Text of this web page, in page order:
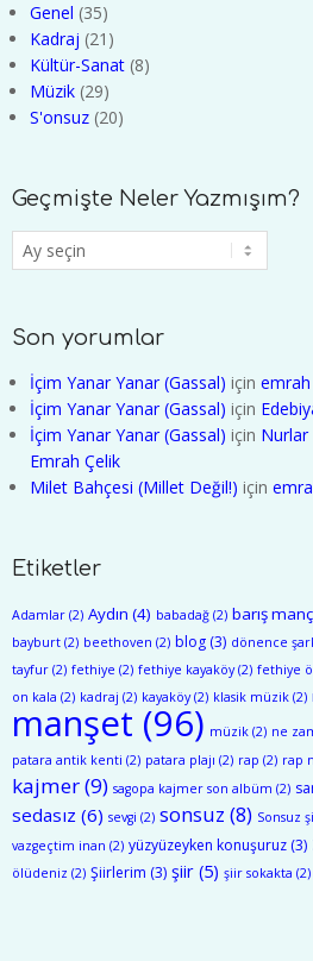
Genel (35)
Kadraj (21)
Kültür-Sanat (8)
Müzik (29)
S'onsuz (20)
Geçmişte Neler Yazmışım?
Geçmişte
Neler
Son yorumlar
İçim Yanar Yanar (Gassal) için
İçim Yanar Yanar (Gassal) için
İçim Yanar Yanar (Gassal) için Nurlar
Emrah Çelik
Milet Bahçesi (Millet Değil!) için
Etiketler
Adamlar (2) Aydın (4) babadağ (2) barış
bayburt (2) beethoven (2) blog (3) dönence
tayfur (2) fethiye (2) fethiye kayaköy(2) fethiye
on kala (2) kadraj (2) kayaköy(2) klasik müzik (2)
manşet (96) müzik (2) ne
patara antik kenti (2) patara plajı (2) rap (2) rap
kajmer(9) sagopa kajmer son albüm (2)
sedasız (6) sevgi (2) sonsuz (8) Sonsuz
vazgeçtim inan (2) yüzyüzeyken konuşuruz (3)
ölüdeniz (2) Şiirlerim (3) şiir (5) şiir sokakta (2)